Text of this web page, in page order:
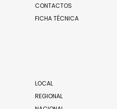
CONTACTOS
FICHA TÉCNICA
LOCAL
REGIONAL